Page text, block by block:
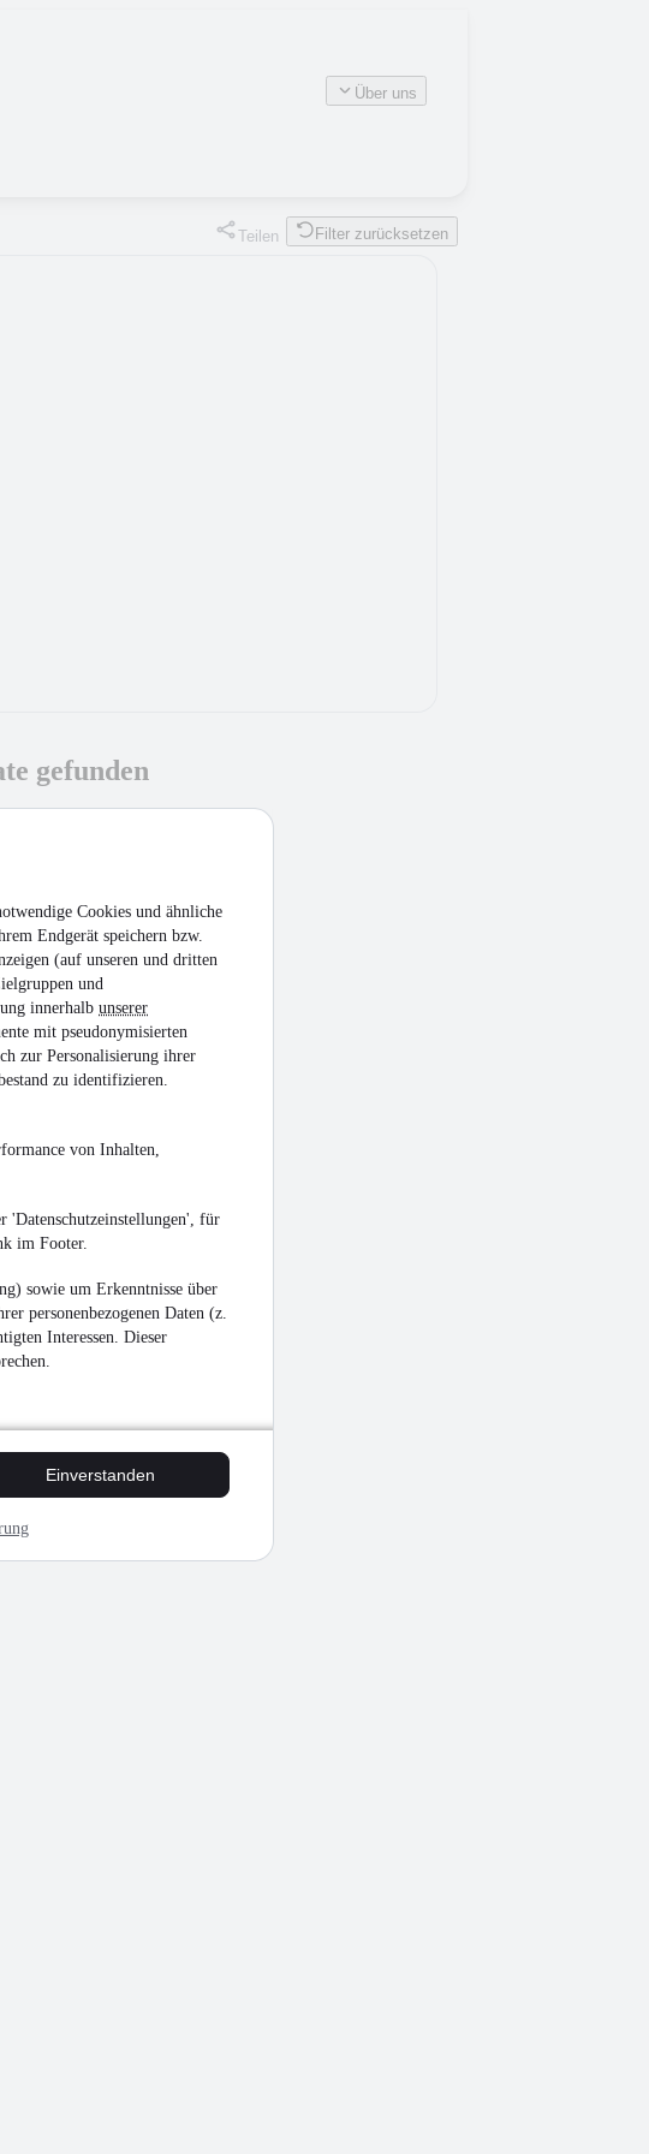
Cookies und ähnliche
Endgerät speichern bzw.
(auf unseren und dritten
und
innerhalb unserer
mit pseudonymisierten
zur Personalisierung ihrer
zu identifizieren.
von Inhalten,
'Datenschutzeinstellungen', für
im Footer.
sowie um Erkenntnisse über
personenbezogenen Daten (z.
Interessen. Dieser
Einverstanden
Über uns
Teilen Filter zurücksetzen
gefunden